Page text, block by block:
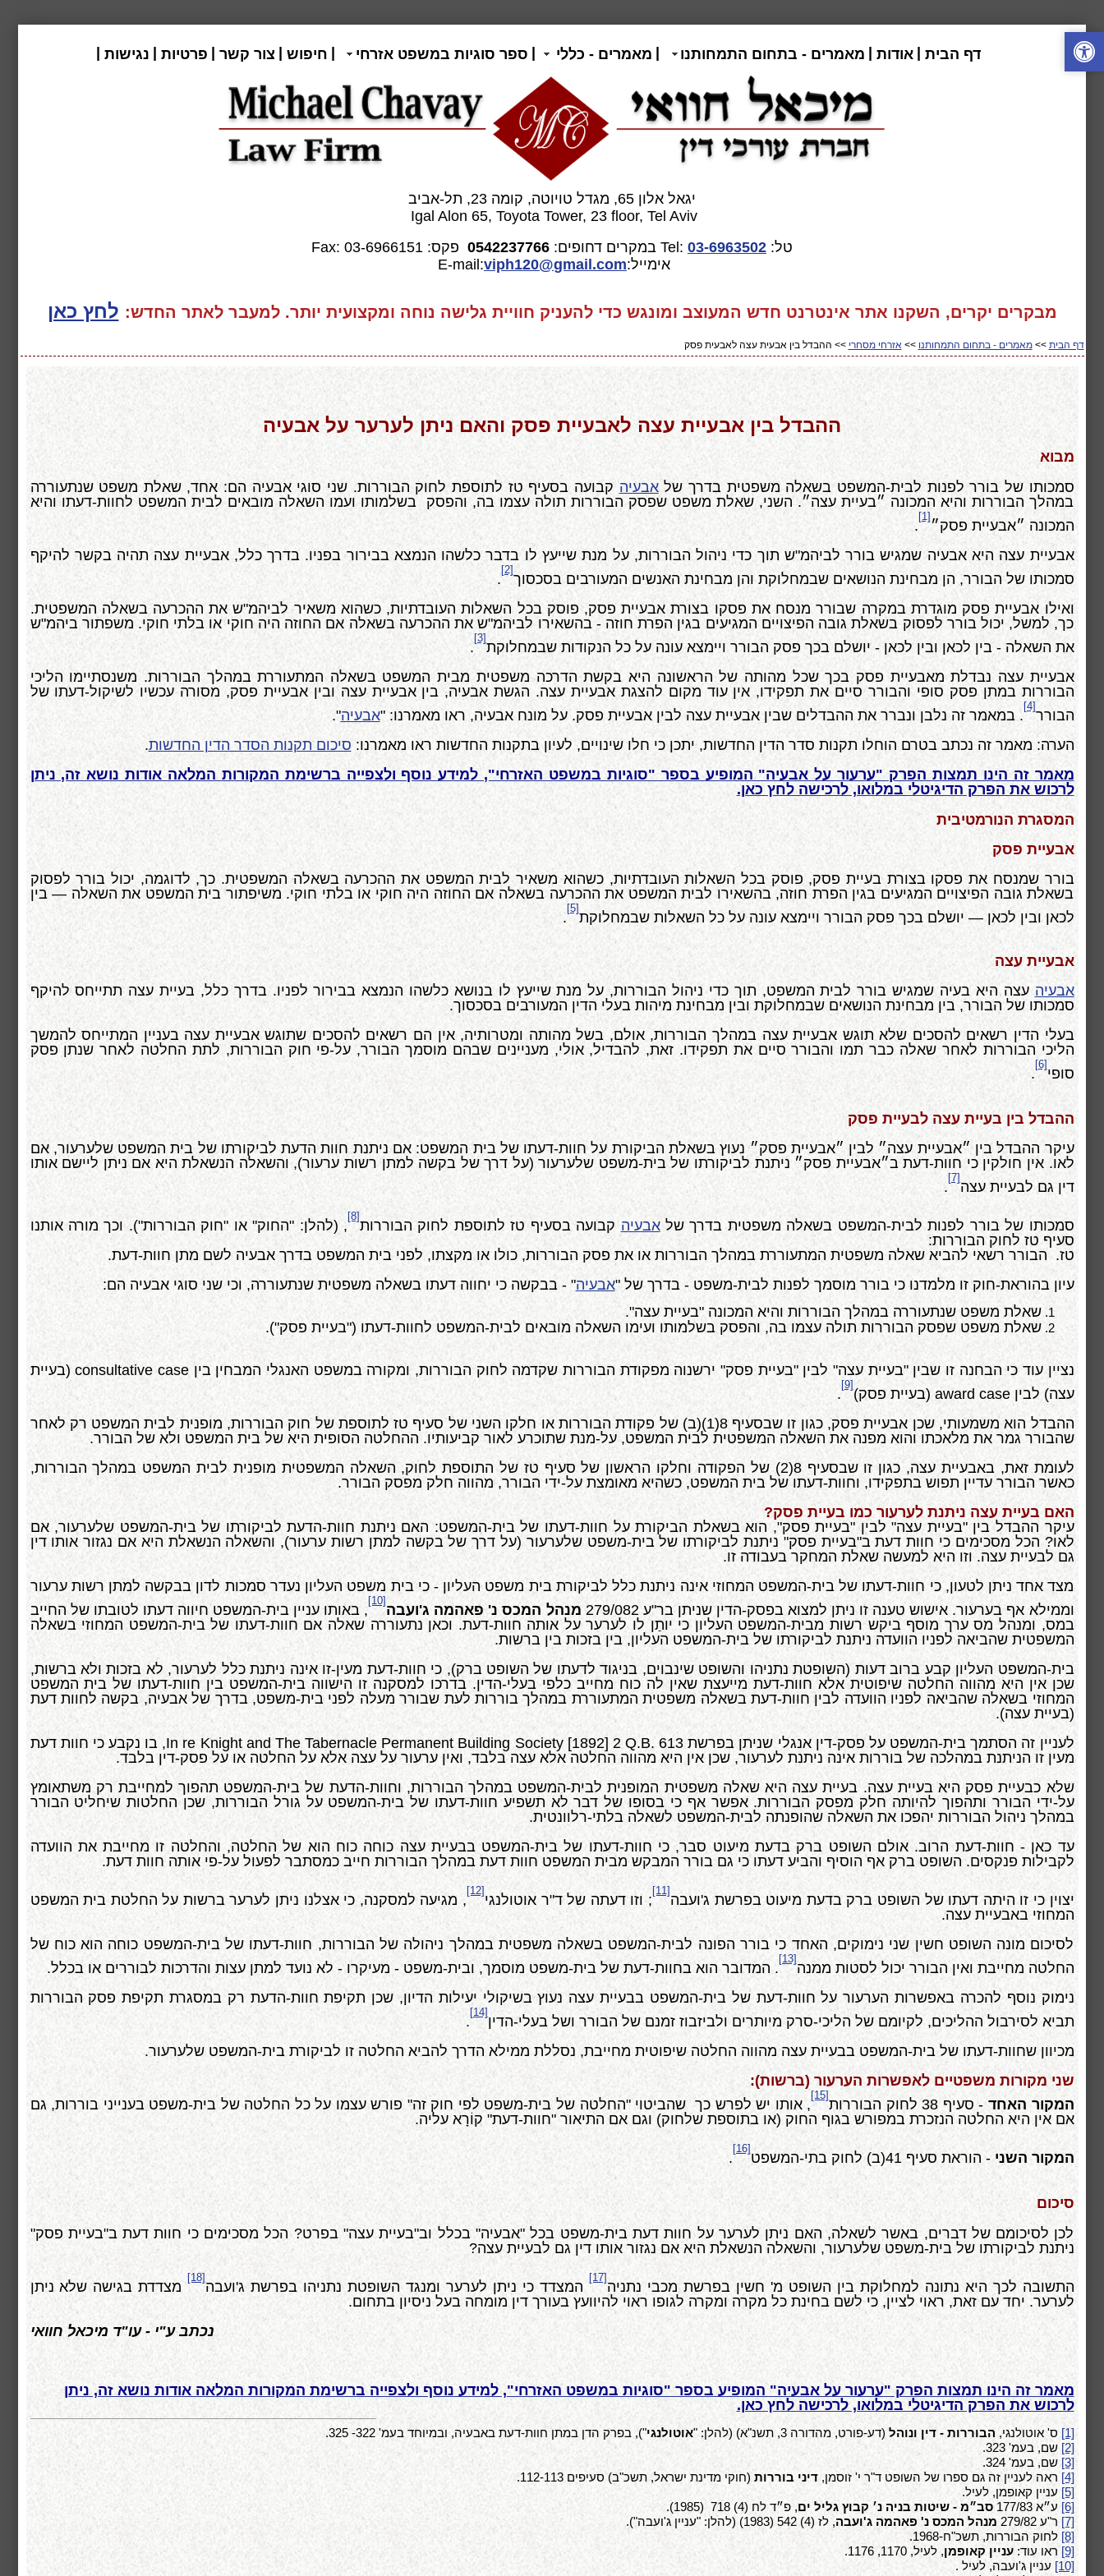
דף הבית אודות מאמרים - בתחום התמחותנו מאמרים - כללי ספר סוגיות במשפט אזרחי חיפוש צור קשר פרטיות נגישות
יגאל אלון 65, מגדל טויוטה, קומה 23, תל-אביב
Igal Alon 65, Toyota Tower, 23 floor, Tel Aviv
טל: 03-6963502
Tel: במקרים דחופים: 0542237766 פקס: 03-6966151
Fax:
אימייל:E-mail:
viph120@gmail.com
מבקרים יקרים, השקנו אתר אינטרנט חדש המעוצב ומונגש כדי להעניק חוויית גלישה נוחה ומקצועית יותר. למעבר לאתר החדש: לחץ כאן
דף הבית >>מאמרים - בתחום התמחותנו >> אזרחי מסחרי >> ההבדל בין אבעית עצה לאבעית פסק
ההבדל בין אבעיית עצה לאבעיית פסק והאם ניתן לערער על אבעיה
מבוא
סמכותו של בורר לפנות לבית-המשפט בשאלה משפטית בדרך שלאבעיה קבועה בסעיף טז לתוספת לחוק הבוררות. שני סוגי אבעיה הם: אחד, שאלת משפט שנתעוררה
במהלך הבוררות והיא המכונה ״בעיית עצה״. השני, שאלת משפט שפסק הבוררות תולה עצמו בה, והפסק בשלמותו ועמו השאלה מובאים לבית המשפט לחוות-דעתו והיא
המכונה ״אבעיית פסק״
[1]
.
אבעיית עצה היא אבעיה שמגיש בורר לביהמ"ש תוך כדי ניהול הבוררות, על מנת שייעץ לו בדבר כלשהו הנמצא בבירור בפניו. בדרך כלל, אבעיית עצה תהיה בקשר להיקף
סמכותו של הבורר, הן מבחינת הנושאים שבמחלוקת והן מבחינת האנשים המעורבים בסכסוך
[2]
.
ואילו אבעיית פסק מוגדרת במקרה שבורר מנסח את פסקו בצורת אבעיית פסק, פוסק בכל השאלות העובדתיות, כשהוא משאיר לביהמ"ש את ההכרעה בשאלה המשפטית.
כך, למשל, יכול בורר לפסוק בשאלת גובה הפיצויים המגיעים בגין הפרת חוזה - בהשאירו לביהמ"ש את ההכרעה בשאלה אם החוזה היה חוקי או בלתי חוקי. משפתור ביהמ"ש
את השאלה - בין לכאן ובין לכאן - יושלם בכך פסק הבורר ויימצא עונה על כל הנקודות שבמחלוקת
[3]
.
אבעיית עצה נבדלת מאבעיית פסק בכך שכל מהותה של הראשונה היא בקשת הדרכה משפטית מבית המשפט בשאלה המתעוררת במהלך הבוררות. משנסתיימו הליכי
הבוררות במתן פסק סופי והבורר סיים את תפקידו, אין עוד מקום להצגת אבעיית עצה. הגשת אבעיה, בין אבעיית עצה ובין אבעיית פסק, מסורה עכשיו לשיקול-דעתו של
הבורר
[4]
. במאמר זה נלבן ונברר את ההבדלים שבין אבעיית עצה לבין אבעיית פסק. על מונח אבעיה, ראו מאמרנו: "אבעיה".
הערה: מאמר זה נכתב בטרם הוחלו תקנות סדר הדין החדשות, יתכן כי חלו שינויים, לעיון בתקנות החדשות ראו מאמרנו:סיכום תקנות הסדר הדין החדשות.
מאמר זה הינו תמצות הפרק "ערעור על אבעיה" המופיע בספר "סוגיות במשפט האזרחי", למידע נוסף ולצפייה ברשימת המקורות המלאה אודות נושא זה, ניתן
לרכוש את הפרק הדיגיטלי במלואו, לרכישה לחץ כאן.
המסגרת הנורמטיבית
אבעיית פסק
בורר שמנסח את פסקו בצורת בעיית פסק, פוסק בכל השאלות העובדתיות, כשהוא משאיר לבית המשפט את ההכרעה בשאלה המשפטית. כך, לדוגמה, יכול בורר לפסוק
בשאלת גובה הפיצויים המגיעים בגין הפרת חוזה, בהשאירו לבית המשפט את ההכרעה בשאלה אם החוזה היה חוקי או בלתי חוקי. משיפתור בית המשפט את השאלה — בין
לכאן ובין לכאן — יושלם בכך פסק הבורר ויימצא עונה על כל השאלות שבמחלוקת
[5]
.
אבעיית עצה
אבעיה עצה היא בעיה שמגיש בורר לבית המשפט, תוך כדי ניהול הבוררות, על מנת שייעץ לו בנושא כלשהו הנמצא בבירור לפניו. בדרך כלל, בעיית עצה תתייחס להיקף
סמכותו של הבורר, בין מבחינת הנושאים שבמחלוקת ובין מבחינת מיהות בעלי הדין המעורבים בסכסוך.
בעלי הדין רשאים להסכים שלא תוגש אבעיית עצה במהלך הבוררות, אולם, בשל מהותה ומטרותיה, אין הם רשאים להסכים שתוגש אבעיית עצה בעניין המתייחס להמשך
הליכי הבוררות לאחר שאלה כבר תמו והבורר סיים את תפקידו. זאת, להבדיל, אולי, מעניינים שבהם מוסמך הבורר, על-פי חוק הבוררות, לתת החלטה לאחר שנתן פסק
סופי
[6]
.
ההבדל בין בעיית עצה לבעיית פסק
עיקר ההבדל בין ״אבעיית עצה״ לבין ״אבעיית פסק״ נעוץ בשאלת הביקורת על חוות-דעתו של בית המשפט: אם ניתנת חוות הדעת לביקורתו של בית המשפט שלערעור, אם
לאו. אין חולקין כי חוות-דעת ב״אבעיית פסק״ ניתנת לביקורתו של בית-משפט שלערעור (על דרך של בקשה למתן רשות ערעור), והשאלה הנשאלת היא אם ניתן ליישם אותו
דין גם לבעיית עצה
[7]
.
סמכותו של בורר לפנות לבית-המשפט בשאלה משפטית בדרך שלאבעיה קבועה בסעיף טז לתוספת לחוק הבוררות
[8]
, (להלן: "החוק" או "חוק הבוררות"). וכך מורה אותנו
סעיף טז לחוק הבוררות:
טז. הבורר רשאי להביא שאלה משפטית המתעוררת במהלך הבוררות או את פסק הבוררות, כולו או מקצתו, לפני בית המשפט בדרך אבעיה לשם מתן חוות-דעת.
עיון בהוראת-חוק זו מלמדנו כי בורר מוסמך לפנות לבית-משפט - בדרך של "אבעיה" - בבקשה כי יחווה דעתו בשאלה משפטית שנתעוררה, וכי שני סוגי אבעיה הם:
שאלת משפט שנתעוררה במהלך הבוררות והיא המכונה "בעיית עצה".
שאלת משפט שפסק הבוררות תולה עצמו בה, והפסק בשלמותו ועימו השאלה מובאים לבית-המשפט לחוות-דעתו ("בעיית פסק").
נציין עוד כי הבחנה זו שבין "בעיית עצה" לבין "בעיית פסק" ירשנוה מפקודת הבוררות שקדמה לחוק הבוררות, ומקורה במשפט האנגלי המבחין ביןconsultative case(בעיית
עצה) לביןaward case (בעיית פסק)
[9]
.
ההבדל הוא משמעותי, שכן אבעיית פסק, כגון זו שבסעיף 8(1)(ב) של פקודת הבוררות או חלקו השני של סעיף טז לתוספת של חוק הבוררות, מופנית לבית המשפט רק לאחר
שהבורר גמר את מלאכתו והוא מפנה את השאלה המשפטית לבית המשפט, על-מנת שתוכרע לאור קביעותיו. ההחלטה הסופית היא של בית המשפט ולא של הבורר.
לעומת זאת, באבעיית עצה, כגון זו שבסעיף 8(2) של הפקודה וחלקו הראשון של סעיף טז של התוספת לחוק, השאלה המשפטית מופנית לבית המשפט במהלך הבוררות,
כאשר הבורר עדיין תפוש בתפקידו, וחוות-דעתו של בית המשפט, כשהיא מאומצת על-ידי הבורר, מהווה חלק מפסק הבורר.
האם בעיית עצה ניתנת לערעור כמו בעיית פסק?
עיקר ההבדל בין"בעיית עצה" לבין "בעיית פסק", הוא בשאלת הביקורת על חוות-דעתו של בית-המשפט: האם ניתנת חוות-הדעת לביקורתו של בית-המשפט שלערעור, אם
לאו? הכל מסכימים כי חוות דעת ב"בעיית פסק" ניתנת לביקורתו של בית-משפט שלערעור (על דרך של בקשה למתן רשות ערעור), והשאלה הנשאלת היא אם נגזור אותו דין
גם לבעיית עצה. וזו היא למעשה שאלת המחקר בעבודה זו.
מצד אחד ניתן לטעון, כי חוות-דעתו של בית-המשפט המחוזי אינה ניתנת כלל לביקורת בית משפט העליון - כי בית משפט העליון נעדר סמכות לדון בבקשה למתן רשות ערעור
וממילא אף בערעור. אישוש טענה זו ניתן למצוא בפסק-הדין שניתן בר"ע 279/082
מנהל המכס נ' פאהמה ג'ועבה
[10]
, באותו עניין בית-המשפט חיווה דעתו לטובתו של החייב
במס, ומנהל מס ערך מוסף ביקש רשות מבית-המשפט העליון כי יותַן לו לערער על אותה חוות-דעת. וכאן נתעוררה שאלה אם חוות-דעתו של בית-המשפט המחוזי בשאלה
המשפטית שהביאה לפניו הוועדה ניתנת לביקורתו של בית-המשפט העליון, בין בזכות בין ברשות.
בית-המשפט העליון קבע ברוב דעות (השופטת נתניהו והשופט שינבוים, בניגוד לדעתו של השופט ברק), כי חוות-דעת מעין-זו אינה ניתנת כלל לערעור, לא בזכות ולא ברשות,
שכן אין היא מהווה החלטה שיפוטית אלא חוות-דעת מייעצת שאין לה כוח מחייב כלפי בעלי-הדין. בדרכו למסקנה זו הישווה בית-המשפט בין חוות-דעתו של בית המשפט
המחוזי בשאלה שהביאה לפניו הוועדה לבין חוות-דעת בשאלה משפטית המתעוררת במהלך בוררות לעת שבורר מעלה לפני בית-משפט, בדרך של אבעיה, בקשה לחוות דעת
(בעיית עצה).
לעניין זה הסתמך בית-המשפט על פסק-דין אנגלי שניתן בפרשת In re Knight and The Tabernacle Permanent Building Society [1892] 2 Q.B. 613, בו נקבע כי חוות דעת
מעין זו הניתנת במהלכה של בוררות אינה ניתנת לערעור, שכן אין היא מהווה החלטה אלא עצה בלבד, ואין ערעור על עצה אלא על החלטה או על פסק-דין בלבד.
שלא כבעיית פסק היא בעיית עצה. בעיית עצה היא שאלה משפטית המופנית לבית-המשפט במהלך הבוררות, וחוות-הדעת של בית-המשפט תהפוך למחייבת רק משתאומץ
על-ידי הבורר ותהפוך להיותה חלק מפסק הבוררות. אפשר אף כי בסופו של דבר לא תשפיע חוות-דעתו של בית-המשפט על גורל הבוררות, שכן החלטות שיחליט הבורר
במהלך ניהול הבוררות יהפכו את השאלה שהופנתה לבית-המשפט לשאלה בלתי-רלוונטית.
עד כאן - חוות-דעת הרוב. אולם השופט ברק בדעת מיעוט סבר, כי חוות-דעתו של בית-המשפט בבעיית עצה כוחה כוח הוא של החלטה, והחלטה זו מחייבת את הוועדה
לקבילות פנקסים. השופט ברק אף הוסיף והביע דעתו כי גם בורר המבקש מבית המשפט חוות דעת במהלך הבוררות חייב כמסתבר לפעול על-פי אותה חוות דעת.
יצוין כי זו היתה דעתו של השופט ברק בדעת מיעוט בפרשת ג'ועבה
[11]
; וזו דעתה של ד"ר אוטולנגי
[12]
, מגיעה למסקנה, כי אצלנו ניתן לערער ברשות על החלטת בית המשפט
המחוזי באבעיית עצה.
לסיכום מונה השופט חשין שני נימוקים, האחד כי בורר הפונה לבית-המשפט בשאלה משפטית במהלך ניהולה של הבוררות, חוות-דעתו של בית-המשפט כוחה הוא כוח של
החלטה מחייבת ואין הבורר יכול לסטות ממנה
[13]
. המדובר הוא בחוות-דעת של בית-משפט מוסמך, ובית-משפט - מעיקרו - לא נועד למתן עצות והדרכות לבוררים או בכלל.
נימוק נוסף להכרה באפשרות הערעור על חוות-דעת של בית-המשפט בבעיית עצה נעוץ בשיקולי יעילות הדיון, שכן תקיפת חוות-הדעת רק במסגרת תקיפת פסק הבוררות
תביא לסירבול ההליכים, לקיומם של הליכי-סרק מיותרים ולביזבוז זמנם של הבורר ושל בעלי-הדין
[14]
.
מכיוון שחוות-דעתו של בית-המשפט בבעיית עצה מהווה החלטה שיפוטית מחייבת, נסללת ממילא הדרך להביא החלטה זו לביקורת בית-המשפט שלערעור.
שני מקורות משפטיים לאפשרות הערעור (ברשות):
המקור האחד - סעיף 38 לחוק הבוררות
[15]
, אותו יש לפרש כך שהביטוי "החלטה של בית-משפט לפי חוק זה" פורש עצמו על כל החלטה של בית-משפט בענייני בוררות, גם
אם אין היא החלטה הנזכרת במפורש בגוף החוק (או בתוספת שלחוק) וגם אם התיאור "חוות-דעת" קוֹרָא עליה.
המקור השני - הוראת סעיף 41(ב) לחוק בתי-המשפט
[16]
.
סיכום
לכן לסיכומם של דברים, באשר לשאלה, האם ניתן לערער על חוות דעת בית-משפט בכל "אבעיה" בכלל וב"בעיית עצה" בפרט? הכל מסכימים כי חוות דעת ב"בעיית פסק"
ניתנת לביקורתו של בית-משפט שלערעור, והשאלה הנשאלת היא אם נגזור אותו דין גם לבעיית עצה?
התשובה לכך היא נתונה למחלוקת בין השופט מ' חשין בפרשת מכבי נתניה
[17]
המצדד כי ניתן לערער ומנגד השופטת נתניהו בפרשת ג'ועבה
[18]
מצדדת בגישה שלא ניתן
לערער. יחד עם זאת, ראוי לציין, כי לשם בחינת כל מקרה ומקרה לגופו ראוי להיוועץ בעורך דין מומחה בעל ניסיון בתחום.
נכתב ע"י - עו"ד מיכאל חוואי
מאמר זה הינו תמצות הפרק "ערעור על אבעיה" המופיע בספר "סוגיות במשפט האזרחי", למידע נוסף ולצפייה ברשימת המקורות המלאה אודות נושא זה, ניתן
לרכוש את הפרק הדיגיטלי במלואו, לרכישה לחץ כאן.
[1] ס' אוטולנגי, הבוררות - דין ונוהל (דע-פורט, מהדורה 3, תשנ"א) (להלן: " אוטולנגי"), בפרק הדן במתן חוות-דעת באבעיה, ובמיוחד בעמ' 322- 325.
[2] שם, בעמ' 323.
[3] שם, בעמ' 324.
[4] ראה לעניין זה גם ספרו של השופט ד"ר י' זוסמן,דיני בוררות (חוקי מדינת ישראל, תשכ"ב) סעיפים 112-113.
[5] עניין קאופמן, לעיל.
[6] ע״א 177/83 סב״מ - שיטות בניה נ׳ קבוץ גליל ים, פ״ד לח (4) 718 (1985).
[7] ר"ע 279/82 מנהל המכס נ' פאהמה ג'ועבה, לז (4) 542 (1983) (להלן: "עניין ג'ועבה").
[8] לחוק הבוררות, תשכ"ח-1968.
[9]ראו עוד:עניין קאופמן, לעיל, 1170, 1176.
[10] עניין ג'ועבה, לעיל .